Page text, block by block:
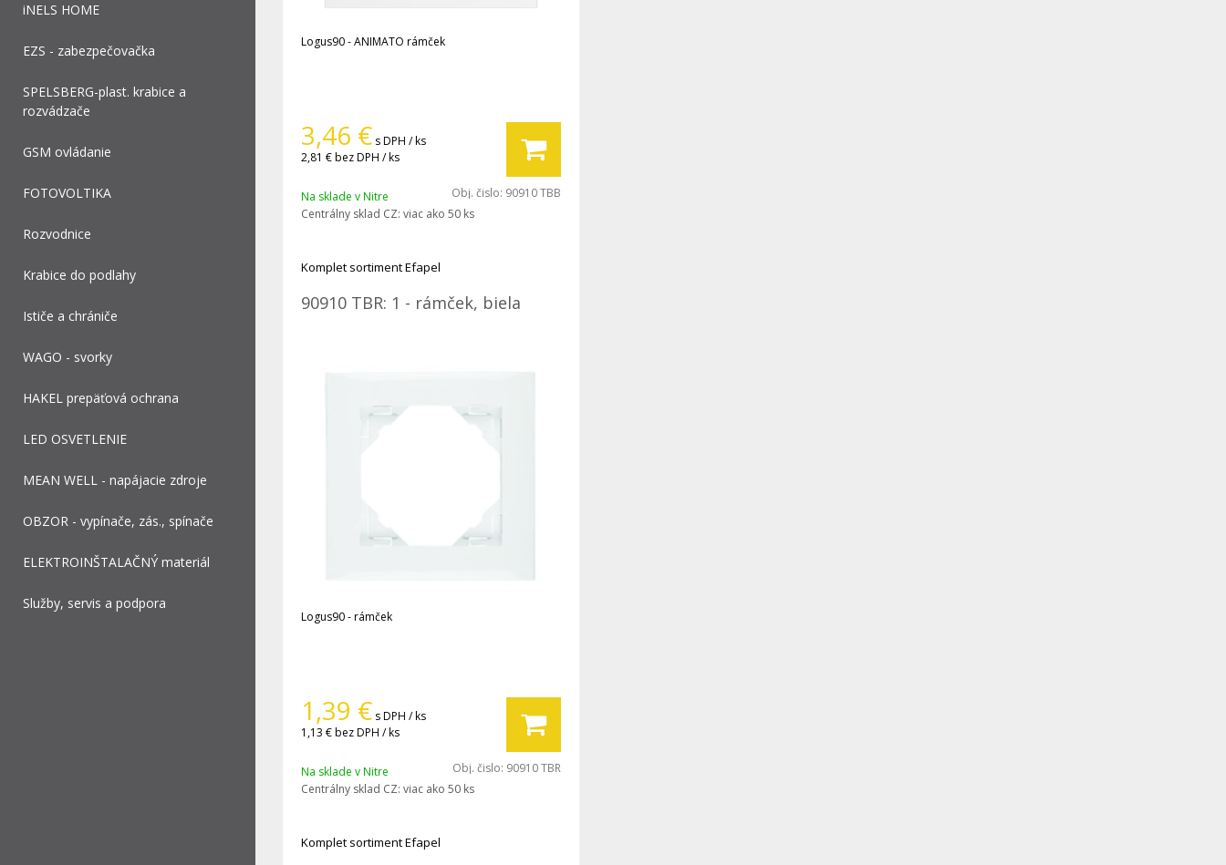
iNELS HOME
EZS - zabezpečovačka
SPELSBERG-plast. krabice a
rozvádzače
GSM ovládanie
FOTOVOLTIKA
Rozvodnice
Krabice do podlahy
Ističe a chrániče
WAGO - svorky
HAKEL prepäťová ochrana
LED OSVETLENIE
MEAN WELL - napájacie zdroje
OBZOR - vypínače, zás., spínače
ELEKTROINŠTALAČNÝ materiál
Služby, servis a podpora
Logus90 - ANIMATO rámček
3,46 € s DPH / ks
2,81 €bez DPH / ks
Na sklade v Nitre Obj. čislo: 90910 TBB
Centrálny sklad CZ: viac ako 50 ks
Komplet sortiment Efapel
90910 TBR: 1 - rámček, biela
Logus90 - rámček
1,39 € s DPH / ks
1,13 €bez DPH / ks
Na sklade v Nitre Obj. čislo: 90910 TBR
Centrálny sklad CZ: viac ako 50 ks
Komplet sortiment Efapel